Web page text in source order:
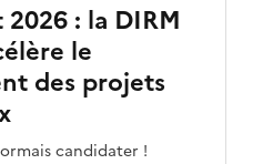
: la DIRM
le
des projets
candidater !